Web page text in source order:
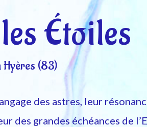
Étoiles
Hyères (83)
des astres, leur
des grandes échéances de